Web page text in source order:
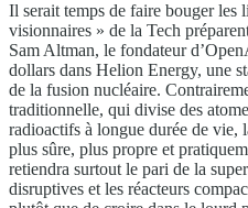
Il serait temps de faire bouger les
visionnaires » de la Tech
Sam Altman, le fondateur
dollars dans Helion Energy, une
de la fusion nucléaire.
traditionnelle, qui divise des
radioactifs à longue durée de vie,
plus sûre, plus propre et
retiendra surtout le pari de la
disruptives et les réacteurs